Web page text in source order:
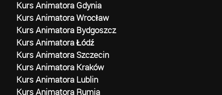
Kurs Animatora Gdynia
Kurs Animatora Wrocław
Kurs Animatora Bydgoszcz
Kurs Animatora Łódź
Kurs Animatora Szczecin
Kurs Animatora Kraków
Kurs Animatora Lublin
Kurs Animatora Rumia